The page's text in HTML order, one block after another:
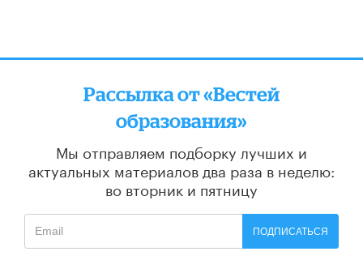
Рассылка от «Вестей
образования»
Мы отправляем подборку лучших и
актуальных материалов два раза в неделю:
во вторник и пятницу
ПОДПИСАТЬСЯ